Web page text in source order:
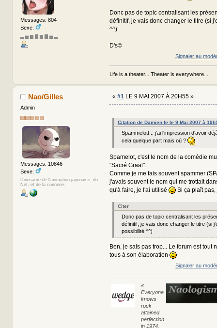
Messages: 804
Sexe:
▃ ▅ ▆ ▇ ▆ ▇ ▅ ▃
Donc pas de topic centralisant les
définitif, je vais donc changer le titre (si
^^)
D's©
Signaler au
Life is a theater... Theater is everywhere...
Nao/Gilles
Admin
Messages: 10846
Sexe:
Dinosaure de l'animation japonaise, du
Net, et de la connerie.
« #1LE 9 MAI 2007 À 20H55 »
Citation de Damien le le 9 Mai 2007 à
Spammelott... j'ai l'impression d'avoir
cela quelque part mais où ?
Spamelot, c'est le nom de la comédie
"Sacré Graal".
Comme je me fais souvent spammer
j'avais souvent le nom qui me trottait
qu'à faire, je l'ai utilisé
Si ça plaît pas,
Citer
Donc pas de topic centralisant les
définitif, je vais donc changer le titre (si
possibilité ^^)
Ben, je sais pas trop... Le forum est tout
tous à son élaboration
Signaler au
«
Everyone
knows
rock
attained
perfection
in 1974.